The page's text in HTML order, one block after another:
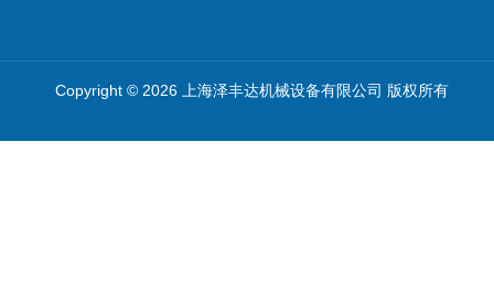
Copyright © 2026 上海泽丰达机械设备有限公司 版权所有